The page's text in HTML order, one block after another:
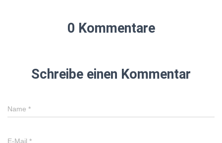
0 Kommentare
Schreibe einen Kommentar
Name *
E-Mail *